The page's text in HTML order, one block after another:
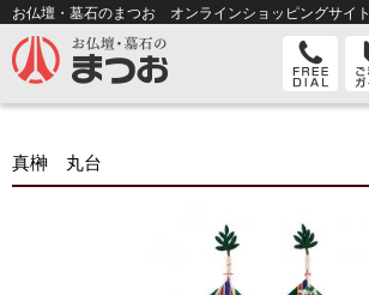
お仏壇・墓石のまつお オンラインショッピングサイト
真榊 丸台